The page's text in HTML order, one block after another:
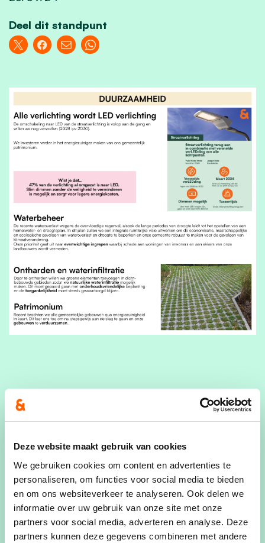
Deze website maakt gebruik van cookies
We gebruiken cookies om content en advertenties te
personaliseren, om functies voor social media te bieden
en om ons websiteverkeer te analyseren. Ook delen we
informatie over uw gebruik van onze site met onze
partners voor social media, adverteren en analyse. Deze
partners kunnen deze gegevens combineren met andere
Deel dit standpunt
Gerelateerde standpunten
Onze 5 speerpunten
We zijn er voor alle Deerlijknaren
Deerlijk in uitvoering
Deerlijk in verandering